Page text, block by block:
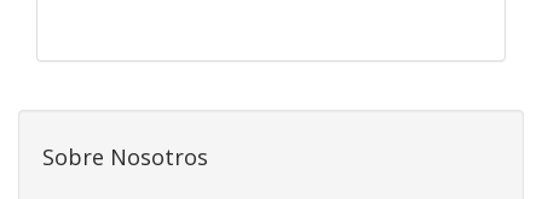
Sobre Nosotros